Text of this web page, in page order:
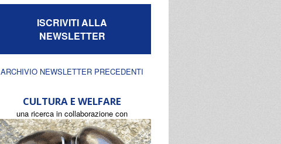
ISCRIVITI ALLA
NEWSLETTER
ARCHIVIO NEWSLETTER PRECEDENTI
CULTURA E WELFARE
una ricerca in collaborazione con